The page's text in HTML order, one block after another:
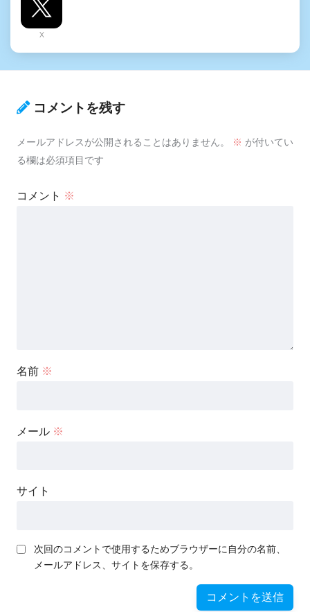
X
コメントを残す
メールアドレスが公開されることはありません。 ※ が付いてい
る欄は必須項目です
コメント ※
名前 ※
メール ※
サイト
次回のコメントで使用するためブラウザーに自分の名前、
メールアドレス、サイトを保存する。